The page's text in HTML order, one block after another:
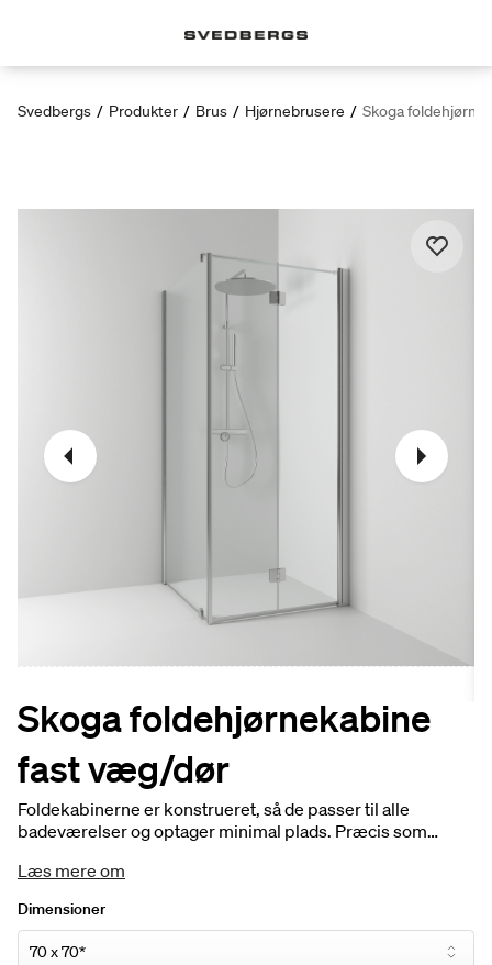
Svedbergs / Produkter / Brus / Hjørnebrusere / Skoga
Skoga foldehjørnekabine
fast væg/dør
Foldekabinerne er konstrueret, så de passer til alle
badeværelser og optager minimal plads. Præcis som
når den ikke er i brug. Vælg mellem forskellige modeller
dit badeværelse. Hulgrebet matcher bruseprofilerne.
Skoga opbevaring passer sammen med alle Skoga
Læs mere om
Dimensioner